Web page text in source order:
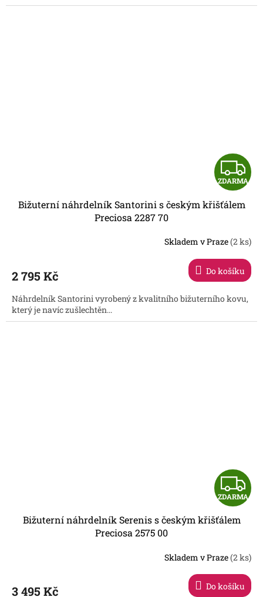
Z
D
R
A
ZDARMA
Bižuterní náhrdelník Santorini s českým křišťálem
Preciosa 2287 70
Skladem v Praze(2 ks)
2 795 Kč Do košíku
Náhrdelník Santorini vyrobený z kvalitního bižuterního kovu,
který je navíc zušlechtěn...
Z
D
R
ZDARMA
Bižuterní náhrdelník Serenis s českým křišťálem
Preciosa 2575 00
Skladem v Praze(2 ks)
3 495 Kč Do košíku